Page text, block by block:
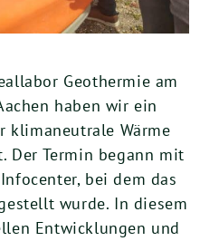
Geothermie am
haben wir ein
klimaneutrale Wärme
Der Termin begann mit
bei dem das
wurde. In diesem
Entwicklungen und